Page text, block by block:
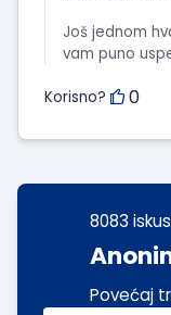
Još jednom
vam puno
Korisno? 0
8083
Povećaj